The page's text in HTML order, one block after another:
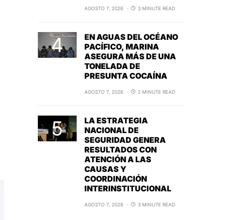
AGOSTO 7, 2026 3 MINUTE READ
EN AGUAS DEL OCÉANO
PACÍFICO, MARINA
ASEGURA MÁS DE UNA
TONELADA DE
PRESUNTA COCAÍNA
AGOSTO 7, 2026 2 MINUTE READ
LA ESTRATEGIA
NACIONAL DE
SEGURIDAD GENERA
RESULTADOS CON
ATENCIÓN A LAS
CAUSAS Y
COORDINACIÓN
INTERINSTITUCIONAL
AGOSTO 7, 2026 3 MINUTE READ